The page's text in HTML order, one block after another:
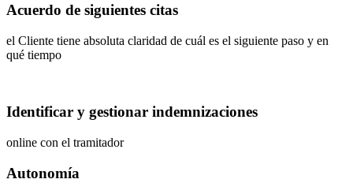
Acuerdo de siguientes citas
el Cliente tiene absoluta claridad de cuál es el siguiente paso y en
qué tiempo
Identificar y gestionar indemnizaciones
online con el tramitador
Autonomía